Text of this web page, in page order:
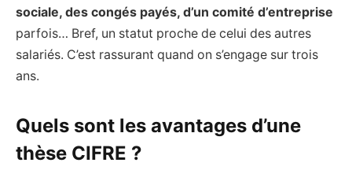
sociale, des congés payés, d’un comité d’entreprise
parfois… Bref, un statut proche de celui des autres
salariés. C’est rassurant quand on s’engage sur trois
ans.
Quels sont les avantages d’une
thèse CIFRE ?